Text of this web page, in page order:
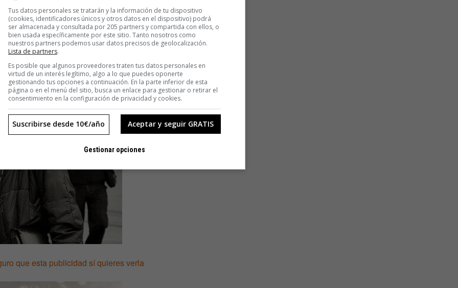
Steve Jobs)
que esta publicidad sí quieres verla
Tus datos personales se tratarán y la información de tu dispositivo
(cookies, identificadores únicos y otros datos en el dispositivo) podrá
ser almacenada y consultada por 205 partners y compartida con ellos, o
bien usada específicamente por este sitio. Tanto nosotros como
nuestros partners podemos usar datos precisos de geolocalización.
Lista de partners.
Es posible que algunos proveedores traten tus datos personales en
virtud de un interés legítimo, algo a lo que puedes oponerte
gestionando tus opciones a continuación. En la parte inferior de esta
página o en el menú del sitio, busca un enlace para gestionar o retirar el
consentimiento en la configuración de privacidad y cookies.
Aceptar y seguir GRATIS
Suscribirse desde 10€/año
Gestionar opciones